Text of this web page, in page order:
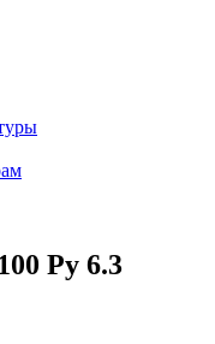
Ру 6.3